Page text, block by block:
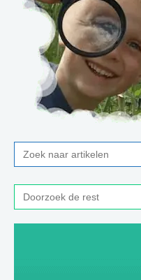
Zoek
naar:
Zoek
naar: